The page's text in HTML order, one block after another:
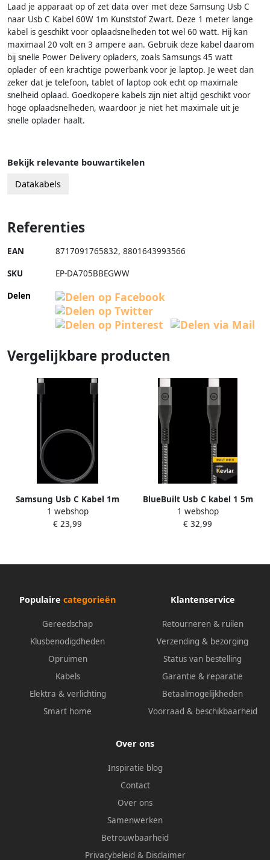
Laad je apparaat op of zet data over met deze Samsung Usb C
naar Usb C Kabel 60W 1m Kunststof Zwart. Deze 1 meter lange
kabel is geschikt voor oplaadsnelheden tot wel 60 watt. Hij kan
maximaal 20 volt en 3 ampere aan. Gebruik deze kabel daarom
bij snelle Power Delivery opladers, zoals Samsungs 45 watt
oplader of een krachtige powerbank voor je laptop. Je weet dan
zeker dat je telefoon, tablet of laptop ook echt op maximale
snelheid oplaad. Goedkopere kabels zijn niet altijd geschikt voor
hoge oplaadsnelheden, waardoor je niet het maximale uit je
snelle oplader haalt.
Bekijk relevante bouwartikelen
Datakabels
Referenties
EAN 8717091765832, 8801643993566
SKU EP-DA705BBEGWW
Delen
Vergelijkbare producten
Samsung Usb C Kabel 1m
Zwart
1 webshop
€ 23,99
BlueBuilt Usb C kabel 1 5m
1 webshop
€ 32,99
Populaire categorieën
Gereedschap
Klusbenodigdheden
Opruimen
Kabels
Elektra & verlichting
Smart home
Klantenservice
Retourneren & ruilen
Verzending & bezorging
Status van bestelling
Garantie & reparatie
Betaalmogelijkheden
Voorraad & beschikbaarheid
Over ons
Inspiratie blog
Contact
Over ons
Samenwerken
Betrouwbaarheid
Privacybeleid & Disclaimer